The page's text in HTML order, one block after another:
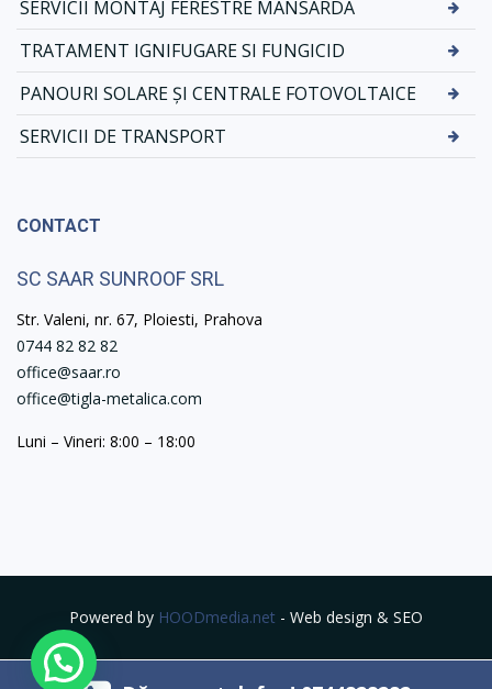
SERVICII MONTAJ FERESTRE MANSARDA
TRATAMENT IGNIFUGARE SI FUNGICID
PANOURI SOLARE ȘI CENTRALE FOTOVOLTAICE
SERVICII DE TRANSPORT
CONTACT
SC SAAR SUNROOF SRL
Str. Valeni, nr. 67, Ploiesti, Prahova
0744 82 82 82
office@saar.ro
office@tigla-metalica.com
Luni – Vineri: 8:00 – 18:00
Powered by HOODmedia.net - Web design & SEO